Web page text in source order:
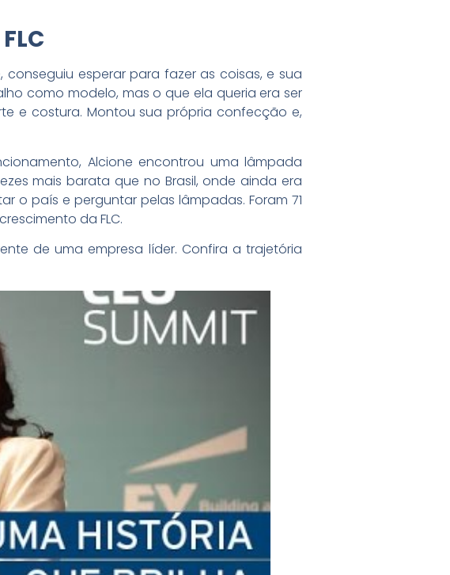
esperar para fazer as coisas, e sua
como modelo, mas o que ela queria era ser
e costura. Montou sua própria confecção e,
Alcione encontrou uma lâmpada
mais barata que no Brasil, onde ainda era
o país e perguntar pelas lâmpadas. Foram 71
da FLC.
de uma empresa líder. Confira a trajetória